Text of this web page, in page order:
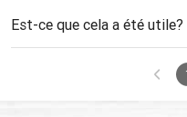
Est-ce que cela a été utile?